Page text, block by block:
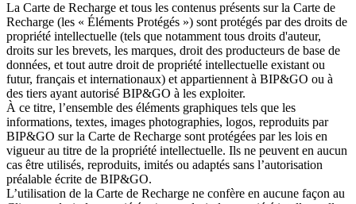
La Carte de Recharge et tous les contenus présents sur la Carte de
Recharge (les « Éléments Protégés ») sont protégés par des droits de
propriété intellectuelle (tels que notamment tous droits d'auteur,
droits sur les brevets, les marques, droit des producteurs de base de
données, et tout autre droit de propriété intellectuelle existant ou
futur, français et internationaux) et appartiennent à BIP&GO ou à
des tiers ayant autorisé BIP&GO à les exploiter.
À ce titre, l’ensemble des éléments graphiques tels que les
informations, textes, images photographies, logos, reproduits par
BIP&GO sur la Carte de Recharge sont protégées par les lois en
vigueur au titre de la propriété intellectuelle. Ils ne peuvent en aucun
cas être utilisés, reproduits, imités ou adaptés sans l’autorisation
préalable écrite de BIP&GO.
L’utilisation de la Carte de Recharge ne confère en aucune façon au